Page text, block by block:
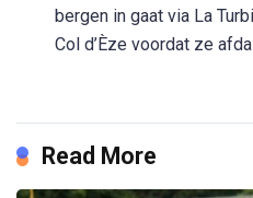
bergen in gaat via La
Col d’Èze voordat ze
Read More